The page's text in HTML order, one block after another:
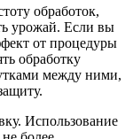
обработок,
урожай. Если вы
от процедуры
обработку
между ними,
Использование